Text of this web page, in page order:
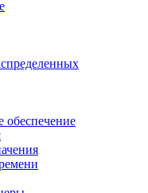
обеспечение